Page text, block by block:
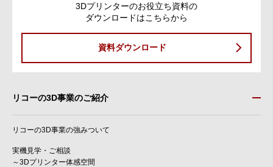
3Dプリンターのお役立ち資料の
ダウンロードはこちらから
資料ダウンロード
リコーの3D事業のご紹介
リコーの3D事業の強みついて
実機見学・ご相談
～3Dプリンター体感空間